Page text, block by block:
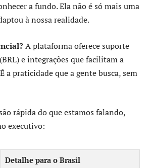
a fundo. Ela não é só mais uma
à nossa realidade.
A plataforma oferece suporte
e integrações que facilitam a
a praticidade que a gente busca, sem
rápida do que estamos falando,
executivo:
Detalhe para o Brasil